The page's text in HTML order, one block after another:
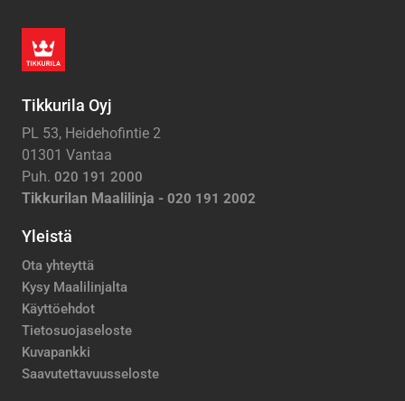
Tikkurila Oyj
PL 53, Heidehofintie 2
01301 Vantaa
Puh. 020 191 2000
Tikkurilan Maalilinja - 020 191 2002
Yleistä
Ota yhteyttä
Kysy Maalilinjalta
Käyttöehdot
Tietosuojaseloste
Kuvapankki
Saavutettavuusseloste